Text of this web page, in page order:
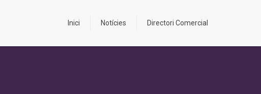
Inici Notícies Directori Comercial